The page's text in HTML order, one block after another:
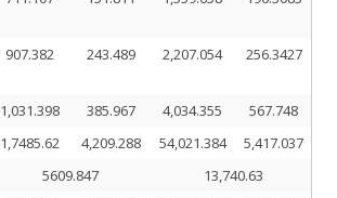
907.382 243.489 2,207.054 256.3427
1,031.398 385.967 4,034.355
567.748
1,7485.62 4,209.288 54,021.384
5,417.037
5609.847
13,740.63